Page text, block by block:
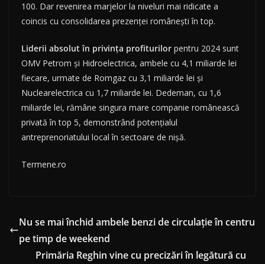
100. Dar revenirea marjelor la niveluri mai ridicate a
coincis cu consolidarea prezenței românești în top.
Liderii absolut în privința profiturilor pentru 2024 sunt
OMV Petrom și Hidroelectrica, ambele cu 4,1 miliarde lei
fiecare, urmate de Romgaz cu 3,1 miliarde lei și
Nuclearelectrica cu 1,7 miliarde lei. Dedeman, cu 1,6
miliarde lei, rămâne singura mare companie românească
privată în top 5, demonstrând potențialul
antreprenoriatului local în sectoare de nișă.
Termene.ro
Nu se mai închid ambele benzi de circulație în centru
pe timp de weekend
Primăria Reghin vine cu precizări în legătură cu